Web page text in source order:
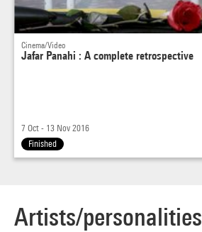
Cinema/Video
Jafar Panahi : A complete retrospective
7 Oct - 13 Nov 2016
Finished
Artists/personalities